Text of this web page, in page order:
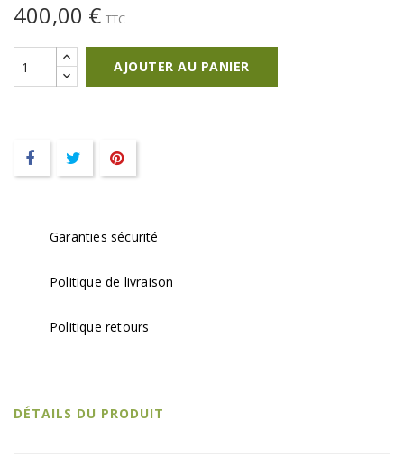
400,00 € TTC
AJOUTER AU PANIER
Garanties sécurité
Politique de livraison
Politique retours
DÉTAILS DU PRODUIT